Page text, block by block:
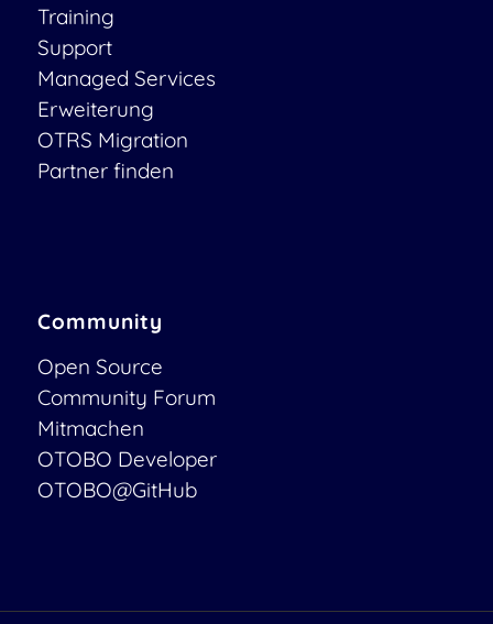
Training
Support
Managed Services
Erweiterung
OTRS Migration
Partner finden
Community
Open Source
Community Forum
Mitmachen
OTOBO Developer
OTOBO@GitHub